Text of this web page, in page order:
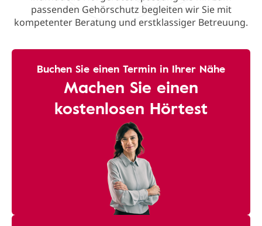
passenden Gehörschutz begleiten wir Sie mit
kompetenter Beratung und erstklassiger Betreuung.
Buchen Sie einen Termin in Ihrer Nähe
Machen Sie einen
kostenlosen Hörtest